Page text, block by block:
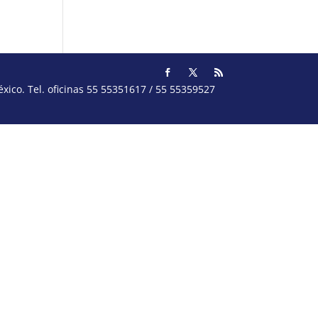
Tel. oficinas 55 55351617 / 55 55359527